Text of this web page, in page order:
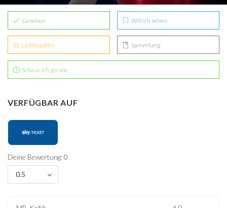
Gesehen Will ich sehen
Lieblingsfilm Sammlung
Schaue ich gerade
VERFÜGBAR AUF
Deine Bewertung: 0
0.5